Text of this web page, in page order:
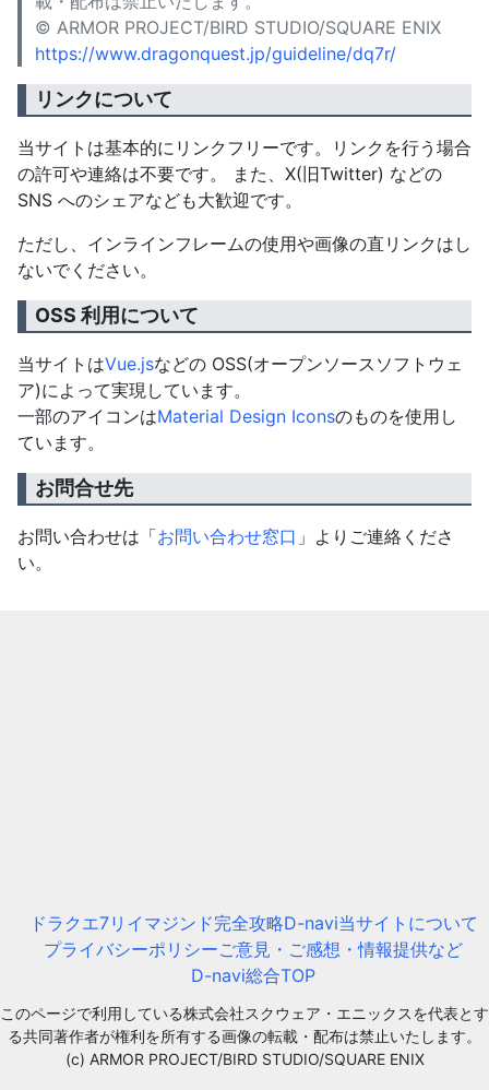
© ARMOR PROJECT/BIRD STUDIO/SQUARE ENIX
https://www.dragonquest.jp/guideline/dq7r/
リンクについて
当サイトは基本的にリンクフリーです。リンクを行う場合
の許可や連絡は不要です。 また、X(旧Twitter) などの
SNS へのシェアなども大歓迎です。
ただし、インラインフレームの使用や画像の直リンクはし
ないでください。
OSS 利用について
当サイトはVue.jsなどの OSS(オープンソースソフトウェ
ア)によって実現しています。
一部のアイコンはMaterial Design Iconsのものを使用し
ています。
お問合せ先
お問い合わせは「お問い合わせ窓口 」よりご連絡くださ
い。
ドラクエ7リイマジンド完全攻略D-navi当サイトについて
プライバシーポリシーご意見・ご感想・情報提供など
D-navi総合TOP
このページで利用している株式会社スクウェア・エニックスを代表とす
る共同著作者が権利を所有する画像の転載・配布は禁止いたします。
(c) ARMOR PROJECT/BIRD STUDIO/SQUARE ENIX